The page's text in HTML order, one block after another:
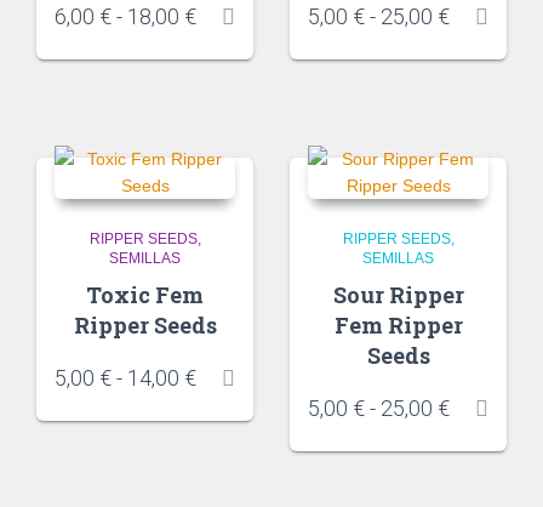
6,00 €- 18,00 € 5,00 €- 25,00 €
RIPPER SEEDS
SEMILLAS
Toxic Fem
Ripper Seeds
5,00 €- 14,00 €
RIPPER SEEDS
SEMILLAS
Sour Ripper
Fem Ripper
Seeds
5,00 €- 25,00 €